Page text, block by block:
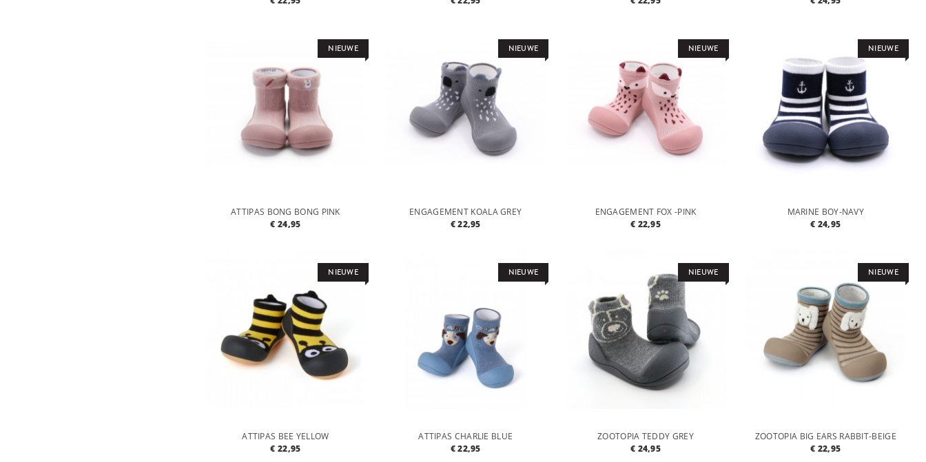
NIEUWE
ATTIPAS BONG BONG PINK
€ 24,95
NIEUWE
ENGAGEMENT KOALA GREY
€ 22,95
NIEUWE
ENGAGEMENT FOX -PINK
€ 22,95
NIEUWE
MARINE BOY-NAVY
€ 24,95
NIEUWE
ATTIPAS BEE YELLOW
€ 22,95
NIEUWE
ATTIPAS CHARLIE BLUE
€ 22,95
NIEUWE
ZOOTOPIA TEDDY GREY
€ 24,95
NIEUWE
ZOOTOPIA BIG EARS RABBIT-BEIGE
€ 22,95